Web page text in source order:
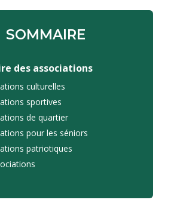
SOMMAIRE
des associations
culturelles
sportives
de quartier
pour les séniors
patriotiques